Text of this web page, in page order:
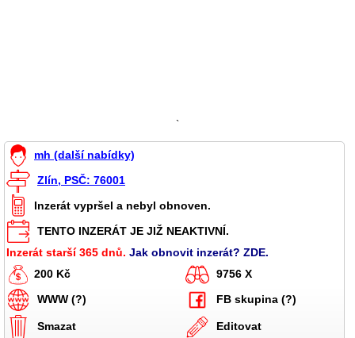
`
mh (další nabídky)
Zlín, PSČ: 76001
Inzerát vypršel a nebyl obnoven.
TENTO INZERÁT JE JIŽ NEAKTIVNÍ.
Inzerát starší 365 dnů. Jak obnovit inzerát? ZDE.
200 Kč
9756 X
WWW (?)
FB skupina (?)
Smazat
Editovat